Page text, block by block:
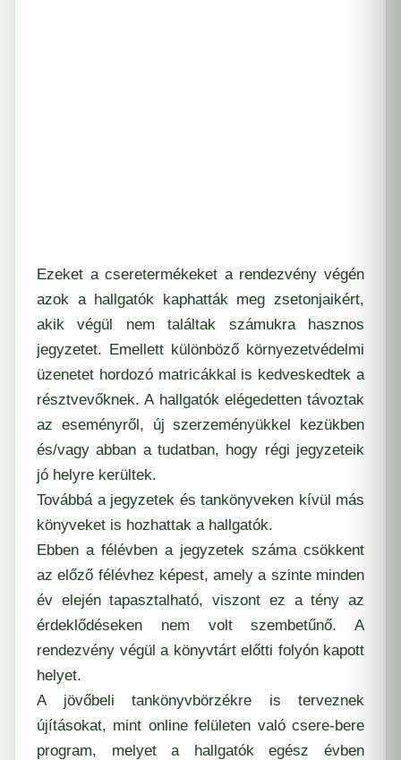
Ezeket a cseretermékeket a rendezvény végén
azok a hallgatók kaphatták meg zsetonjaikért,
akik végül nem találtak számukra hasznos
jegyzetet. Emellett különböző környezetvédelmi
üzenetet hordozó matricákkal is kedveskedtek a
résztvevőknek. A hallgatók elégedetten távoztak
az eseményről, új szerzeményükkel kezükben
és/vagy abban a tudatban, hogy régi jegyzeteik
jó helyre kerültek.
Továbbá a jegyzetek és tankönyveken kívül más
könyveket is hozhattak a hallgatók.
Ebben a félévben a jegyzetek száma csökkent
az előző félévhez képest, amely a szinte minden
év elején tapasztalható, viszont ez a tény az
érdeklődéseken nem volt szembetűnő. A
rendezvény végül a könyvtárt előtti folyón kapott
helyet.
A jövőbeli tankönyvbörzékre is terveznek
újításokat, mint online felületen való csere-bere
program, melyet a hallgatók egész évben